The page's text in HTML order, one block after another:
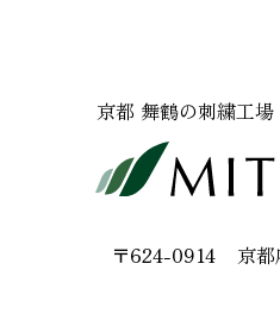
京都 舞鶴の刺繍工
〒624-0914 京